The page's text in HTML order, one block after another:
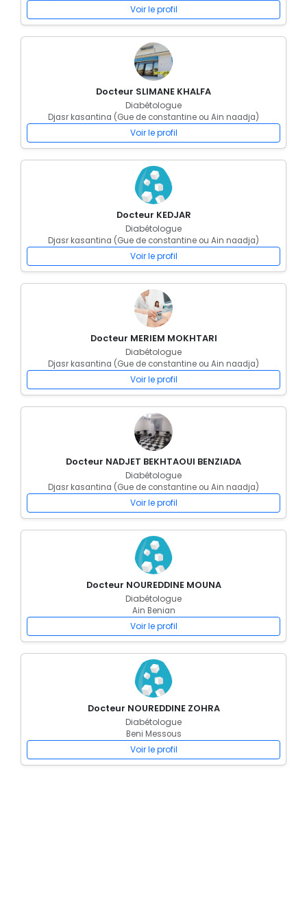
Voir le profil
Docteur SLIMANE KHALFA
Diabétologue
Djasr kasantina (Gue de constantine ou Ain naadja)
Voir le profil
Docteur KEDJAR
Diabétologue
Djasr kasantina (Gue de constantine ou Ain naadja)
Voir le profil
Docteur MERIEM MOKHTARI
Diabétologue
Djasr kasantina (Gue de constantine ou Ain naadja)
Voir le profil
Docteur NADJET BEKHTAOUI BENZIADA
Diabétologue
Djasr kasantina (Gue de constantine ou Ain naadja)
Voir le profil
Docteur NOUREDDINE MOUNA
Diabétologue
Ain Benian
Voir le profil
Docteur NOUREDDINE ZOHRA
Diabétologue
Beni Messous
Voir le profil